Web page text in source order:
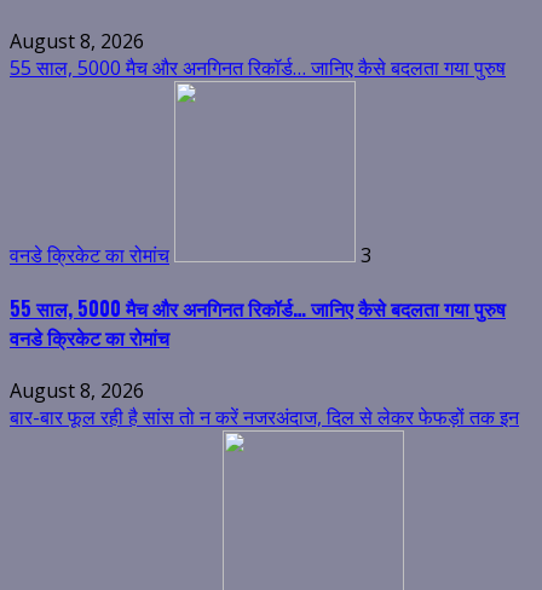
August 8, 2026
55 साल, 5000 मैच और अनगिनत रिकॉर्ड… जानिए कैसे बदलता गया पुरुष
वनडे क्रिकेट का रोमांच 3
55 साल, 5000 मैच और अनगिनत रिकॉर्ड… जानिए कैसे बदलता गया पुरुष
वनडे क्रिकेट का रोमांच
August 8, 2026
बार-बार फूल रही है सांस तो न करें नजरअंदाज, दिल से लेकर फेफड़ों तक इन